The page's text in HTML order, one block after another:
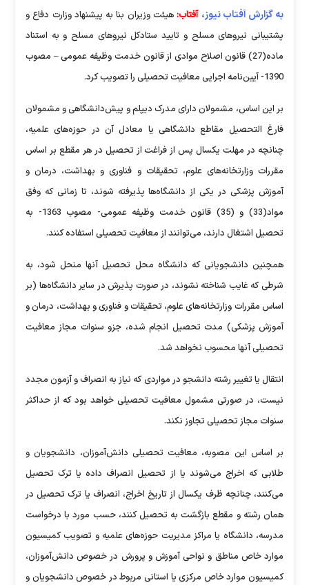
به گزارش آفتاب نیوز، آفتاب:هیئت وزیران بنا به پیشنهاد وزارت دفاع و
پشتیبانی نیروهای مسلح و تایید ستادکل نیروهای مسلح و به استناد
ماده(27) قانون اصلاح موادی از قانون خدمت وظیفه عمومی – مصوب
1390- آیین‌نامه اجرایی معافیت تحصیلی را تصویب کرد.
بر این اساس، مشمولان دارای مدرک دیپلم و پیش‌دانشگاهی و مشمولان
فارغ التحصیل مقاطع دانشگاهی یا معادل آن در حوزه‌های علمیه،
چنانچه در مهلت یکسال پس از فراغت از تحصیل در هر مقطع بر اساس
مقررات وزارتخانه‌های علوم، تحقیقات و فناوری و بهداشت، درمان و
آموزش پزشکی در یکی از دانشگاه‌ها پذیرفته شوند، تا زمانی که وفق
مواد(33) و (35) قانون خدمت وظیفه عمومی- مصوب 1363- به
تحصیل اشتغال دارند، می‌توانند از معافیت تحصیلی استفاده کنند.
همچنین دانشجویانی که دانشگاه محل تحصیل آنها منحل شود، به
شرطی که غایب شناخته نشوند، در صورت پذیرش در سایر دانشگاه‌ها (بر
اساس مقررات وزارتخانه‌های علوم، تحقیقات و فناوری و بهداشت، درمان و
آموزش پزشکی) مدت تحصیل انجام شده، جزو سنوات مجاز معافیت
تحصیلی آنها محسوب نخواهد شد.
انتقال یا تغییر رشته دانشجو در مواردی که نیاز به انصراف و آزمون مجدد
نیست، در صورتی مشمول معافیت تحصیلی خواهد بود که از حداکثر
سنوات مجاز تحصیلی تجاوز نکند.
بر اساس این مصوبه، معافیت تحصیلی دانش‌آموزان، دانشجویان و
طلابی که اخراج می‌شوند یا از تحصیل انصراف داده یا ترک تحصیل
می‌کنند، چنانچه ظرف یکسال از تاریخ اخراج، انصراف یا ترک تحصیل در
همان رشته و مقطع بازگشت به تحصیل کنند، حسب مورد با درخواست
مدرسه، دانشگاه یا مراکز مدیریت حوزه‌های علمیه و تصویب کمیسیون
موارد خاص مناطق و نواحی آموزش و پرورش در خصوص دانش‌آموزان،
کمیسیون موارد خاص مرکزی یا استانی مربوط در خصوص دانشجویان و